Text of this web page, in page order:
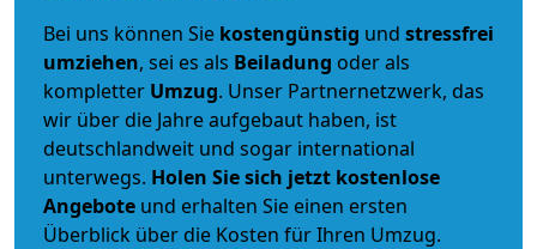
Bei uns können Sie kostengünstig und stressfrei
umziehen, sei es als Beiladung oder als
kompletter Umzug. Unser Partnernetzwerk, das
wir über die Jahre aufgebaut haben, ist
deutschlandweit und sogar international
unterwegs. Holen Sie sich jetzt kostenlose
Angebote und erhalten Sie einen ersten
Überblick über die Kosten für Ihren Umzug.